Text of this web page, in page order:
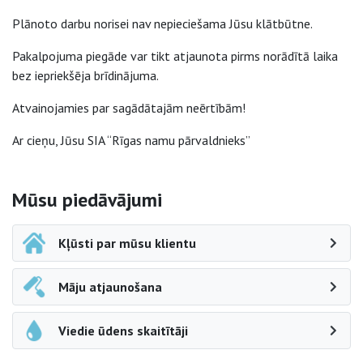
Plānoto darbu norisei nav nepieciešama Jūsu klātbūtne.
Pakalpojuma piegāde var tikt atjaunota pirms norādītā laika
bez iepriekšēja brīdinājuma.
Atvainojamies par sagādātajām neērtībām!
Ar cieņu, Jūsu SIA “Rīgas namu pārvaldnieks”
Sāna navigācija
Mūsu piedāvājumi
Kļūsti par mūsu klientu
Māju atjaunošana
Viedie ūdens skaitītāji